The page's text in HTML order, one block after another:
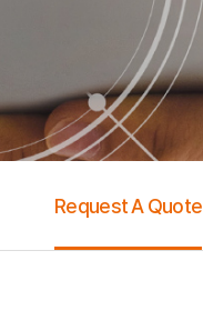
Request A Quote